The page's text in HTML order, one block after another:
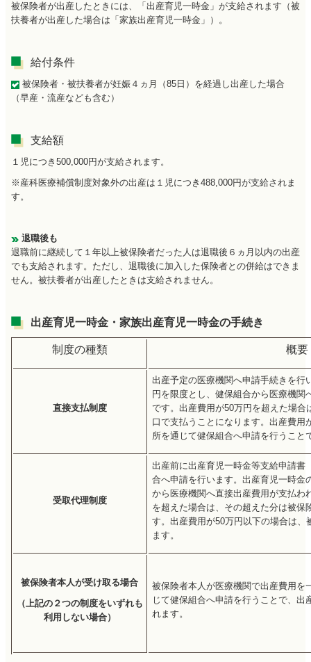
被保険者が出産したときには、「出産育児一時金」が支給されます（被
扶養者が出産した場合は「家族出産育児一時金」）。
給付条件
被保険者・被扶養者が妊娠４ヵ月（85日）を経過し出産した場合
（早産・流産なども含む）
支給額
１児につき500,000円が支給されます。
※産科医療補償制度対象外の出産は１児につき488,000円が支給されま
す。
退職後も
退職前に継続して１年以上被保険者だった人は退職後６ヵ月以内の出産
でも支給されます。ただし、退職後に加入した保険者との併給はできま
せん。被扶養者が出産したときは支給されません。
出産育児一時金・家族出産育児一時金の手続き
制度の種類 概要
直接支払制度
出産予定の医療機関へ申請手続きを行
円を限度とし、健保組合から医療機関
です。出産費用が50万円を超えた場
口で支払うことになります。出産費用
所を通じて健保組合へ申請を行うこと
受取代理制度
出産前に出産育児一時金等支給申請書
合へ申請を行います。出産育児一時金
から医療機関へ直接出産費用が支払わ
を超えた場合は、その超えた分は被保
す。出産費用が50万円以下の場合は
ます。
被保険者本人が受け取る場合
（上記の２つの制度をいずれも
利用しない場合）
被保険者本人が医療機関で出産費用を
じて健保組合へ申請を行うことで、
れます。